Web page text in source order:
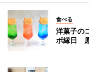
食べる
洋菓子の
ボ縁日